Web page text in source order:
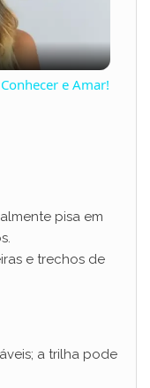
e Amar!
pisa em
e trechos de
a trilha pode